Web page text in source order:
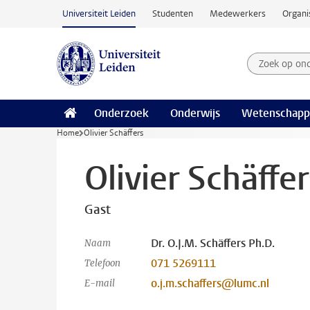
Ga naar hoofdinhoud
Universiteit Leiden Studenten Medewerkers
Zoek op
Zoekterm
Onderzoek Onderwijs
Home Olivier Schäffers
Olivier
Gast
Naam Dr. O.J.M. Schäffers Ph.D.
Telefoon 071 5269111
E-mail o.j.m.schaffers@lumc.nl